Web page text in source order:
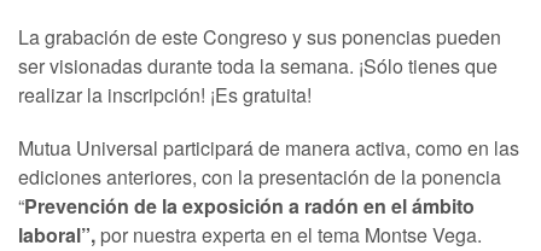
La grabación de este Congreso y sus ponencias pueden
ser visionadas durante toda la semana. ¡Sólo tienes que
realizar la inscripción! ¡Es gratuita!
Mutua Universal participará de manera activa, como en las
ediciones anteriores, con la presentación de la ponencia
“Prevención de la exposición a radón en el ámbito
laboral”, por nuestra experta en el tema Montse Vega.